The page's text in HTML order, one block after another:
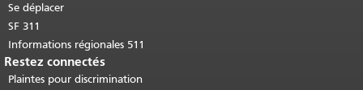
Se déplacer
SF 311
Informations régionales 511
Restez connectés
Plaintes pour discrimination